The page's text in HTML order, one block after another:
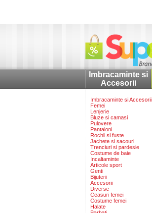
Imbracaminte si
Accesorii
Imbracaminte si Accesorii
Femei
Lenjerie
Bluze si camasi
Pulovere
Pantaloni
Rochii si fuste
Jachete si sacouri
Trenciuri si pardesie
Costume de baie
Incaltaminte
Articole sport
Genti
Bijuterii
Accesorii
Diverse
Ceasuri femei
Costume femei
Halate